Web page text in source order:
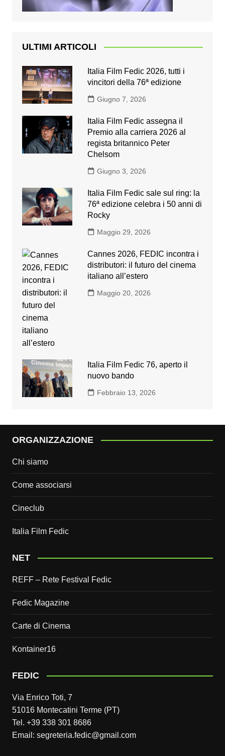
ULTIMI ARTICOLI
Italia Film Fedic 2026, tutti i
vincitori della 76ª edizione
Giugno 7, 2026
Italia Film Fedic assegna il
Premio alla carriera 2026 al
regista britannico Peter
Chelsom
Giugno 3, 2026
Italia Film Fedic sale sul ring: la
76ª edizione celebra i 50 anni di
Rocky
Maggio 29, 2026
Cannes 2026, FEDIC incontra i
distributori: il futuro del cinema
italiano all’estero
Maggio 20, 2026
Italia Film Fedic 76, aperto il
nuovo bando
Febbraio 13, 2026
ORGANIZZAZIONE
Chi siamo
Come associarsi
Cineclub
Italia Film Fedic
NET
REFF – Rete Festival Fedic
Fedic Magazine
Carte di Cinema
Kontainer16
FEDIC
Via Enrico Toti, 7
51016 Montecatini Terme (PT)
Tel. +39 338 301 8686
Email: segreteria.fedic@gmail.com